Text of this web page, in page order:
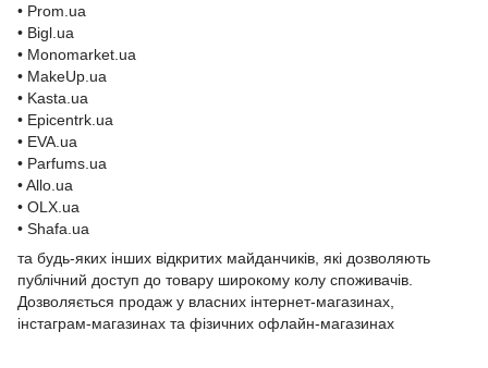
• Prom.ua
• Bigl.ua
• Monomarket.ua
• MakeUp.ua
• Kasta.ua
• Epicentrk.ua
• EVA.ua
• Parfums.ua
• Allo.ua
• OLX.ua
• Shafa.ua
та будь-яких інших відкритих майданчиків, які дозволяють
публічний доступ до товару широкому колу споживачів.
Дозволяється продаж у власних інтернет-магазинах,
інстаграм-магазинах та фізичних офлайн-магазинах